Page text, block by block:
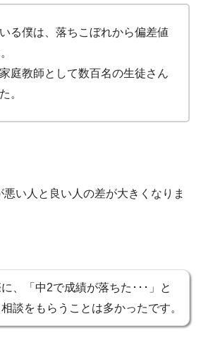
る僕は、落ちこぼれから偏差値
庭教師として数百名の生徒さん
。
い人と良い人の差が大きくなりま
、「中2で成績が落ちた･･･」と
談をもらうことは多かったです。